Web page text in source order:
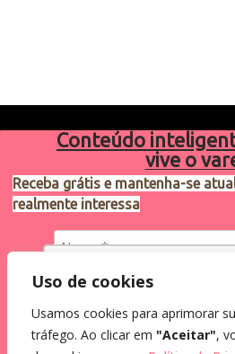
Conteúdo
vive o
Receba grátis e mantenha-se
realmente interessa
Eu concordo em receber
Ao informar meus dados, eu
Utilizamos cookies para
como você interage em
personalizar conteúdo.
Uso de cookies
Usamos cookies para aprimorar
tráfego. Ao clicar em "Aceitar",